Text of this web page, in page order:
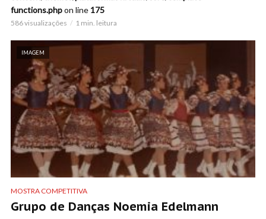
functions.phpon line 175
586 visualizações 1 min. leitura
IMAGEM
MOSTRA COMPETITIVA
Grupo de Danças Noemia Edelmann